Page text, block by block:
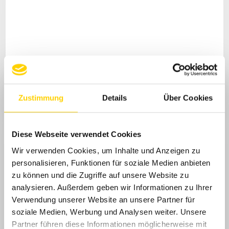
Zustimmung Details Über Cookies
Diese Webseite verwendet Cookies
Wir verwenden Cookies, um Inhalte und Anzeigen zu
personalisieren, Funktionen für soziale Medien anbieten
zu können und die Zugriffe auf unsere Website zu
analysieren. Außerdem geben wir Informationen zu Ihrer
Verwendung unserer Website an unsere Partner für
soziale Medien, Werbung und Analysen weiter. Unsere
Partner führen diese Informationen möglicherweise mit
GOOD NEWS!
Preisträger beim Internationalen Jugend-